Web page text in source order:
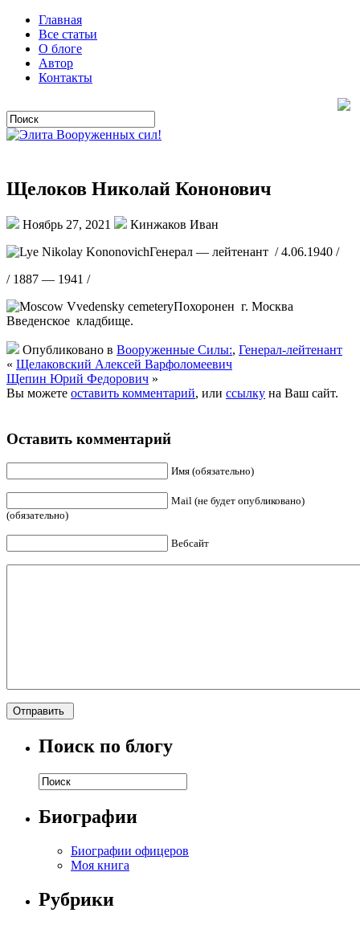
Главная
Все статьи
О блоге
Автор
Контакты
Щелоков Николай Кононович
Ноябрь 27, 2021
Кинжаков Иван
Генерал — лейтенант / 4.06.1940 /
/ 1887 — 1941 /
Похоронен г. Москва
Введенское кладбище.
Опубликовано в Вооруженные Силы:, Генерал-лейтенант
« Щелаковский Алексей Варфоломеевич
Щепин Юрий Федорович »
Вы можете оставить комментарий, или ссылку на Ваш сайт.
Оставить комментарий
Имя (обязательно)
Mail (не будет опубликовано)
(обязательно)
Вебсайт
Поиск по блогу
Биографии
Биографии офицеров
Моя книга
Рубрики